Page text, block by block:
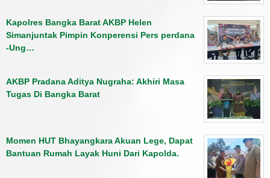
Kapolres Bangka Barat AKBP Helen
Simanjuntak Pimpin Konperensi Pers perdana
-Ung…
AKBP Pradana Aditya Nugraha: Akhiri Masa
Tugas Di Bangka Barat
Momen HUT Bhayangkara Akuan Lege, Dapat
Bantuan Rumah Layak Huni Dari Kapolda.